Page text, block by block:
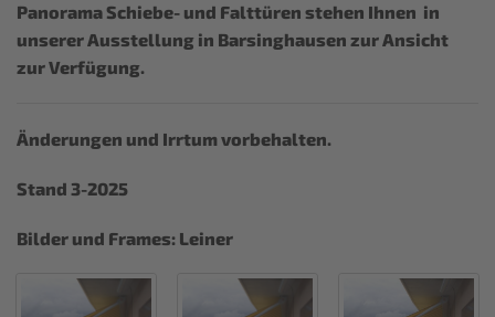
Panorama Schiebe- und Falttüren stehen Ihnen in
unserer Ausstellung in Barsinghausen zur Ansicht
zur Verfügung.
Änderungen und Irrtum vorbehalten.
Stand 3-2025
Bilder und Frames: Leiner